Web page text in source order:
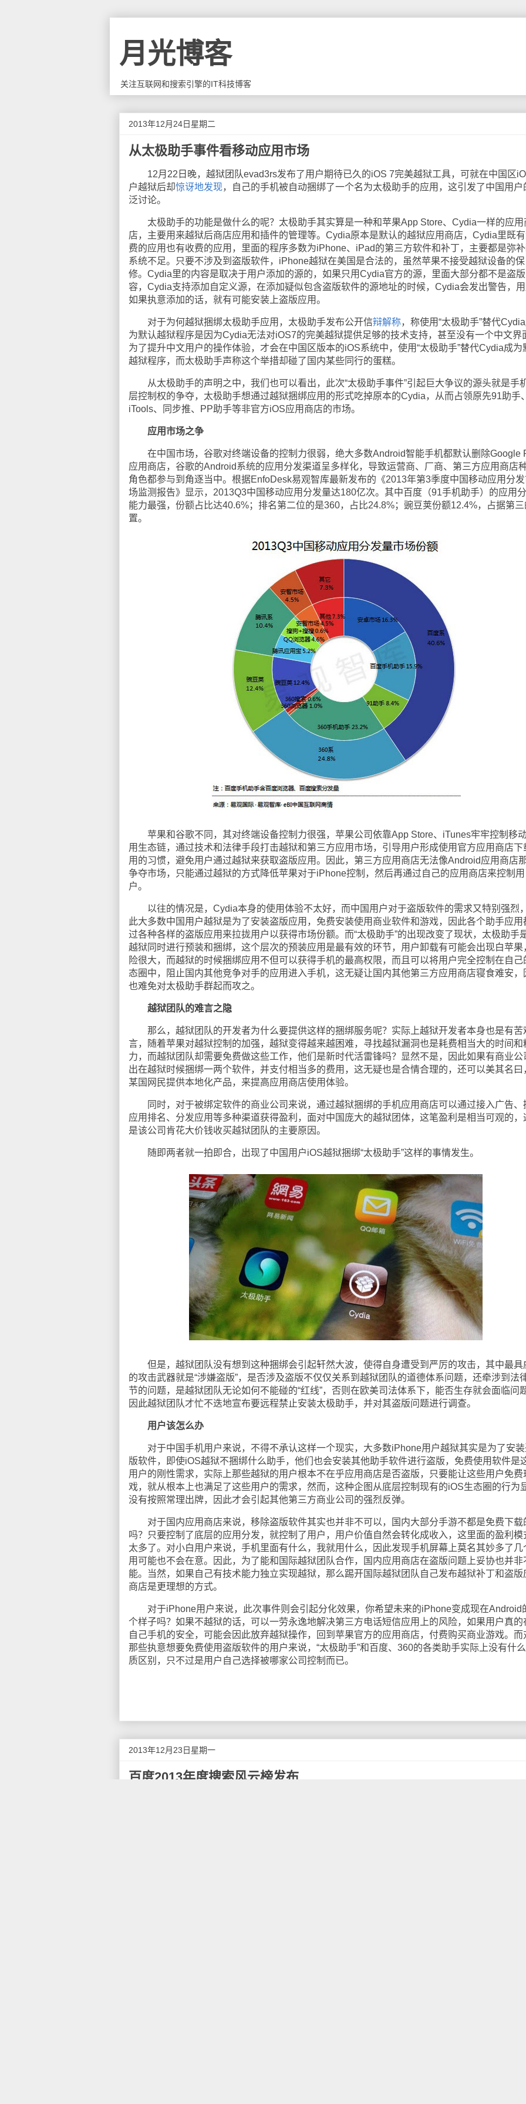
月光博客
关注互联网和搜索引擎的IT科技博客
2013年12月24日星期二
从太极助手事件看移动应用市场
12月22日晚，越狱团队evad3rs发布了用户期待已久的iOS 7完美越狱工具，可就在中国区
户越狱后却惊讶地发现，自己的手机被自动捆绑了一个名为太极助手的应用，这引发了中国用户
泛讨论。
太极助手的功能是做什么的呢？太极助手其实算是一种和苹果App Store、Cydia一样的应用
店，主要用来越狱后商店应用和插件的管理等。Cydia原本是默认的越狱应用商店，Cydia里既
费的应用也有收费的应用，里面的程序多数为iPhone、iPad的第三方软件和补丁，主要都是弥
系统不足。只要不涉及到盗版软件，iPhone越狱在美国是合法的，虽然苹果不接受越狱设备的保
修。Cydia里的内容是取决于用户添加的源的，如果只用Cydia官方的源，里面大部分都不是盗
容，Cydia支持添加自定义源，在添加疑似包含盗版软件的源地址的时候，Cydia会发出警告，用
如果执意添加的话，就有可能安装上盗版应用。
对于为何越狱捆绑太极助手应用，太极助手发布公开信辩解称，称使用“太极助手”替代
为默认越狱程序是因为Cydia无法对iOS7的完美越狱提供足够的技术支持，甚至没有一个中文界
为了提升中文用户的操作体验，才会在中国区版本的iOS系统中，使用“太极助手”替代Cydia成为
越狱程序，而太极助手声称这个举措却碰了国内某些同行的蛋糕。
从太极助手的声明之中，我们也可以看出，此次“太极助手事件”引起巨大争议的源头就是手
层控制权的争夺，太极助手想通过越狱捆绑应用的形式吃掉原本的Cydia，从而占领原先91助手、
iTools、同步推、PP助手等非官方iOS应用商店的市场。
应用市场之争
在中国市场，谷歌对终端设备的控制力很弱，绝大多数Android智能手机都默认删除Google
应用商店，谷歌的Android系统的应用分发渠道呈多样化，导致运营商、厂商、第三方应用商店
角色都参与到角逐当中。根据EnfoDesk易观智库最新发布的《2013年第3季度中国移动应用分
场监测报告》显示，2013Q3中国移动应用分发量达180亿次。其中百度（91手机助手）的应用
能力最强，份额占比达40.6%；排名第二位的是360，占比24.8%；豌豆荚份额12.4%，占据第三
置。
苹果和谷歌不同，其对终端设备控制力很强，苹果公司依靠App Store、iTunes牢牢控制移
用生态链，通过技术和法律手段打击越狱和第三方应用市场，引导用户形成使用官方应用商店下
用的习惯，避免用户通过越狱来获取盗版应用。因此，第三方应用商店无法像Android应用商店
争夺市场，只能通过越狱的方式降低苹果对于iPhone控制，然后再通过自己的应用商店来控制用
户。
以往的情况是，Cydia本身的使用体验不太好，而中国用户对于盗版软件的需求又特别强烈
此大多数中国用户越狱是为了安装盗版应用，免费安装使用商业软件和游戏，因此各个助手应用
过各种各样的盗版应用来拉拢用户以获得市场份额。而“太极助手”的出现改变了现状，太极助手
越狱同时进行预装和捆绑，这个层次的预装应用是最有效的环节，用户卸载有可能会出现白苹果
险很大，而越狱的时候捆绑应用不但可以获得手机的最高权限，而且可以将用户完全控制在自己
态圈中，阻止国内其他竞争对手的应用进入手机，这无疑让国内其他第三方应用商店寝食难安，
也难免对太极助手群起而攻之。
越狱团队的难言之隐
那么，越狱团队的开发者为什么要提供这样的捆绑服务呢？实际上越狱开发者本身也是有苦
言，随着苹果对越狱控制的加强，越狱变得越来越困难，寻找越狱漏洞也是耗费相当大的时间和
力，而越狱团队却需要免费做这些工作，他们是新时代活雷锋吗？显然不是，因此如果有商业公
出在越狱时候捆绑一两个软件，并支付相当多的费用，这无疑也是合情合理的，还可以美其名曰
某国网民提供本地化产品，来提高应用商店使用体验。
同时，对于被绑定软件的商业公司来说，通过越狱捆绑的手机应用商店可以通过接入广告、
应用排名、分发应用等多种渠道获得盈利，面对中国庞大的越狱团体，这笔盈利是相当可观的，
是该公司肯花大价钱收买越狱团队的主要原因。
随即两者就一拍即合，出现了中国用户iOS越狱捆绑“太极助手”这样的事情发生。
但是，越狱团队没有想到这种捆绑会引起轩然大波，使得自身遭受到严厉的攻击，其中最具
的攻击武器就是“涉嫌盗版”，是否涉及盗版不仅仅关系到越狱团队的道德体系问题，还牵涉到法
节的问题，是越狱团队无论如何不能碰的“红线”，否则在欧美司法体系下，能否生存就会面临问题
因此越狱团队才忙不迭地宣布要远程禁止安装太极助手，并对其盗版问题进行调查。
用户该怎么办
对于中国手机用户来说，不得不承认这样一个现实，大多数iPhone用户越狱其实是为了安装
版软件，即使iOS越狱不捆绑什么助手，他们也会安装其他助手软件进行盗版，免费使用软件是
用户的刚性需求，实际上那些越狱的用户根本不在乎应用商店是否盗版，只要能让这些用户免费
戏，就从根本上也满足了这些用户的需求，然而，这种企图从底层控制现有的iOS生态圈的行为
没有按照常理出牌，因此才会引起其他第三方商业公司的强烈反弹。
对于国内应用商店来说，移除盗版软件其实也并非不可以，国内大部分手游不都是免费下载
吗？只要控制了底层的应用分发，就控制了用户，用户价值自然会转化成收入，这里面的盈利模
太多了。对小白用户来说，手机里面有什么，我就用什么，因此发现手机屏幕上莫名其妙多了几
用可能也不会在意。因此，为了能和国际越狱团队合作，国内应用商店在盗版问题上妥协也并非
能。当然，如果自己有技术能力独立实现越狱，那么踢开国际越狱团队自己发布越狱补丁和盗版
商店是更理想的方式。
对于iPhone用户来说，此次事件则会引起分化效果，你希望未来的iPhone变成现在Android
个样子吗？如果不越狱的话，可以一劳永逸地解决第三方电话短信应用上的风险，如果用户真的
自己手机的安全，可能会因此放弃越狱操作，回到苹果官方的应用商店，付费购买商业游戏。而
那些执意想要免费使用盗版软件的用户来说，“太极助手”和百度、360的各类助手实际上没有什
质区别，只不过是用户自己选择被哪家公司控制而已。
2013年12月23日星期一
百度2013年度搜索风云榜发布